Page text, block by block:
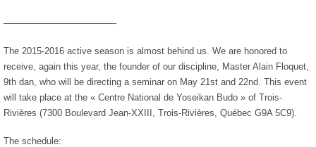
————————————-
The 2015-2016 active season is almost behind us. We are honored to
receive, again this year, the founder of our discipline, Master Alain Floquet,
9th dan, who will be directing a seminar on May 21st and 22nd. This event
will take place at the « Centre National de Yoseikan Budo » of Trois-
Rivières (7300 Boulevard Jean-XXIII, Trois-Rivières, Québec G9A 5C9).
The schedule: